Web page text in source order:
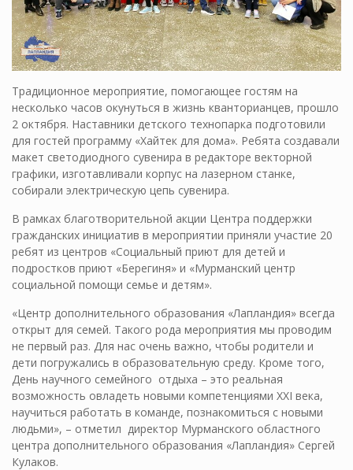
Традиционное мероприятие, помогающее гостям на
несколько часов окунуться в жизнь кванторианцев, прошло
2 октября. Наставники детского технопарка подготовили
для гостей программу «Хайтек для дома». Ребята создавали
макет светодиодного сувенира в редакторе векторной
графики, изготавливали корпус на лазерном станке,
собирали электрическую цепь сувенира.
В рамках благотворительной акции Центра поддержки
гражданских инициатив в мероприятии приняли участие 20
ребят из центров «Социальный приют для детей и
подростков приют «Берегиня» и «Мурманский центр
социальной помощи семье и детям».
«Центр дополнительного образования «Лапландия» всегда
открыт для семей. Такого рода мероприятия мы проводим
не первый раз. Для нас очень важно, чтобы родители и
дети погружались в образовательную среду. Кроме того,
День научного семейного отдыха – это реальная
возможность овладеть новыми компетенциями XXI века,
научиться работать в команде, познакомиться с новыми
людьми», – отметил директор Мурманского областного
центра дополнительного образования «Лапландия» Сергей
Кулаков.